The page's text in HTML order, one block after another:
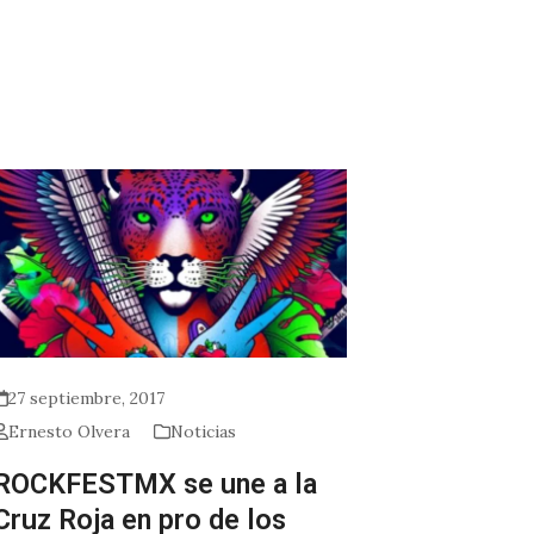
27 septiembre, 2017
Ernesto Olvera
Noticias
se une a la
Roja en pro de los